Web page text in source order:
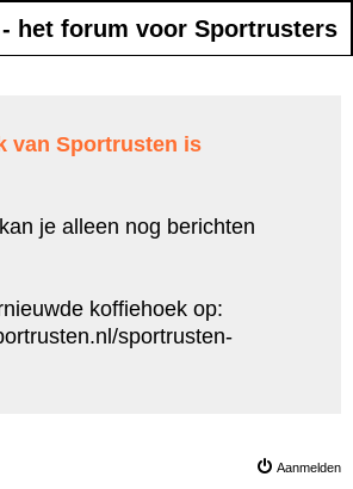
het forum voor Sportrusters
van Sportrusten is
je alleen nog berichten
koffiehoek op:
sportrusten-
Aanmelden